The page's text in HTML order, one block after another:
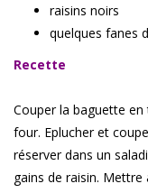
raisins noirs
quelques fanes
Recette
Couper la baguette
four. Eplucher et
réserver dans un
gains de raisin. Mettre